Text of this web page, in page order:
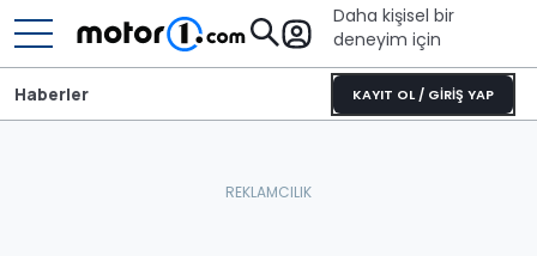
Daha kişisel bir
deneyim için
KAYIT OL / GİRİŞ YAP
Haberler